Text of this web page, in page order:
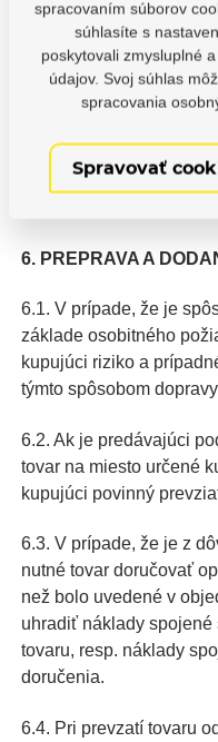
5.8. Ak je spoločne s
darček, je darovacia
kupujúcim uzatvorená s
darovacia zmluva
kupujúci je povinný
6. PREPRAVA A
6.1. V prípade, že je
základe osobitného
kupujúci riziko a
týmto spôsobom
6.2. Ak je predávajúci
tovar na miesto určené
kupujúci povinný
6.3. V prípade, že je z
nutné tovar doručovať
než bolo uvedené v
uhradiť náklady
tovaru, resp. náklady
doručenia.
6.4. Pri prevzatí tovaru
spracovaním súborov
súhlasíte s
poskytovali zmysluplné
údajov. Svoj súhlas
spracovania
Spravovať